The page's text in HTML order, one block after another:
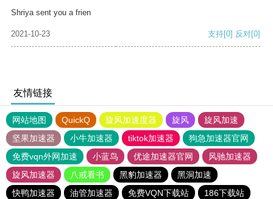
Shriya sent you a frien
2021-10-23 支持[0] 反对[0]
友情链接
网站地图 QuickQ 旋风加速度器 旋风
旋风加速
坚果加速器
小牛加速器 tiktok加速器
狗急加速器官网
免费vqn外网加速
小蓝鸟 优途加速器官网
风驰加速器
旋风加速器
八戒看书 黑豹加速器
黑洞加速
快鸭加速器
油管加速器 免费VQN下载站
186下载站